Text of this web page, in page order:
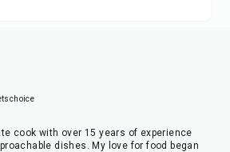
cook with over 15 years of experience
dishes. My love for food began